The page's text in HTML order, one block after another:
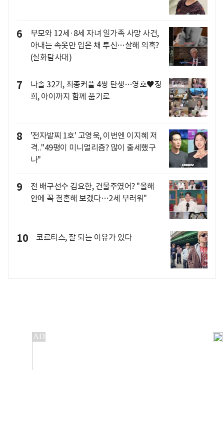
6
부모와 12세·8세 자녀 일가족 사망 사건,
아내는 속옷만 입은 채 투신…살해 의혹?
(실화탐사대)
7
나솔 32기, 최종커플 4쌍 탄생…영호♥정
희, 아이까지 함께 품기로
8
'전자발찌 1호' 고영욱, 이번엔 이지혜 저
격.."49평이 미니멀리즘? 많이 출세했구
나"
9
전 배구선수 김요한, 건물주였어? "올해
안에 꼭 결혼해 보겠다…2세 부러워"
10 코르티스, 잘 되는 이유가 있다